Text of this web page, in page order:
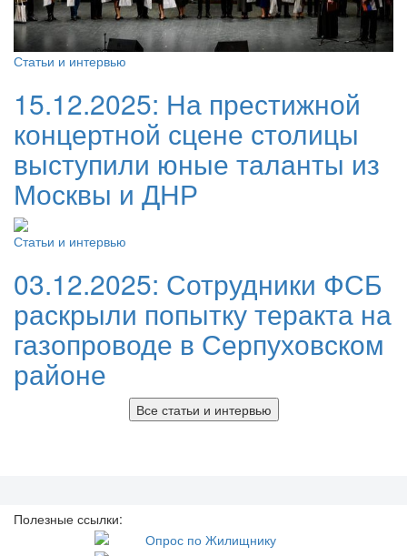
Статьи и интервью
15.12.2025: На престижной
концертной сцене столицы
выступили юные таланты из
Москвы и ДНР
Статьи и интервью
03.12.2025: Сотрудники ФСБ
раскрыли попытку теракта на
газопроводе в Серпуховском
районе
Все статьи и интервью
Полезные ссылки: